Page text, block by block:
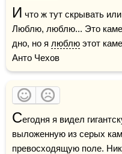
И что ж тут скрывать или
Люблю, люблю... Это
дно, но я люблю этот
Анто Чехов
Сегодня я видел
выложенную из серых
превосходящую поле.